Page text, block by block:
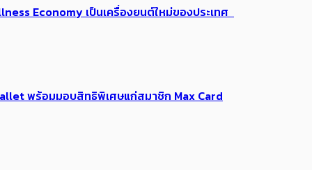
Economy เป็นเครื่องยนต์ใหม่ของประเทศ
พร้อมมอบสิทธิพิเศษแก่สมาชิก Max Card